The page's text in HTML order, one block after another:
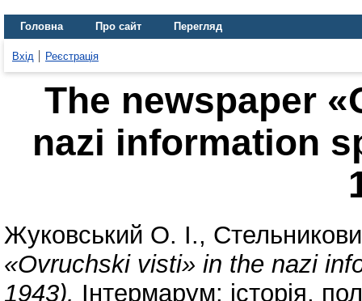
Головна Про сайт Перегляд
Вхід Реєстрація
The newspaper
nazi information
Жуковський О. І.,
«Ovruchski visti» in the nazi
1943). Інтермарум: історія,